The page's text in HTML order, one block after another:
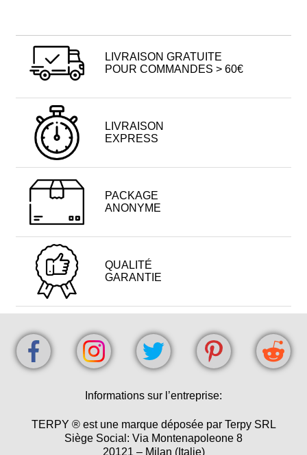
LIVRAISON GRATUITE
POUR COMMANDES > 60€
LIVRAISON
EXPRESS
PACKAGE
ANONYME
QUALITÉ
GARANTIE
Informations sur l’entreprise:
TERPY ® est une marque déposée par Terpy SRL
Siège Social: Via Montenapoleone 8
20121 – Milan (Italie)